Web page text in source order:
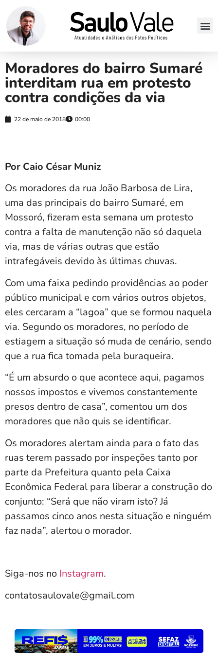
Moradores do bairro Sumaré
interditam rua em protesto
contra condições da via
22 de maio de 2018 00:00
Por Caio César Muniz
Os moradores da rua João Barbosa de Lira,
uma das principais do bairro Sumaré, em
Mossoró, fizeram esta semana um protesto
contra a falta de manutenção não só daquela
via, mas de várias outras que estão
intrafegáveis devido às últimas chuvas.
Com uma faixa pedindo providências ao poder
público municipal e com vários outros objetos,
eles cercaram a “lagoa” que se formou naquela
via. Segundo os moradores, no período de
estiagem a situação só muda de cenário, sendo
que a rua fica tomada pela buraqueira.
“É um absurdo o que acontece aqui, pagamos
nossos impostos e vivemos constantemente
presos dentro de casa”, comentou um dos
moradores que não quis se identificar.
Os moradores alertam ainda para o fato das
ruas terem passado por inspeções tanto por
parte da Prefeitura quanto pela Caixa
Econômica Federal para liberar a construção do
conjunto: “Será que não viram isto? Já
passamos cinco anos nesta situação e ninguém
faz nada”, alertou o morador.
Siga-nos no Instagram.
contatosaulovale@gmail.com